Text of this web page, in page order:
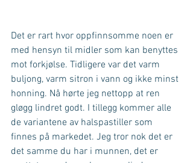
Det er rart hvor oppfinnsomme noen er
med hensyn til midler som kan benyttes
mot forkjølse. Tidligere var det varm
buljong, varm sitron i vann og ikke minst
honning. Nå hørte jeg nettopp at ren
gløgg lindret godt. I tillegg kommer alle
de variantene av halspastiller som
finnes på markedet. Jeg tror nok det er
det samme du har i munnen, det er